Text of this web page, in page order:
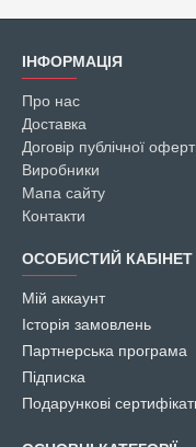
ІНФОРМАЦІЯ
Про нас
Доставка
Договір публічної
Виробники
Мапа сайту
Контакти
ОСОБИСТИЙ КАБІНЕТ
Мій аккаунт
Історія замовлень
Партнерська програма
Підписка
Подарункові